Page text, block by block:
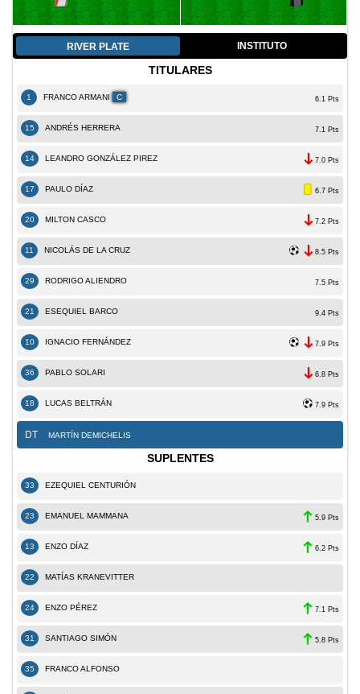
RIVER PLATE INSTITUTO
TITULARES
1 FRANCO ARMANI C 6.1 Pts
15 ANDRÉS HERRERA 7.1 Pts
14 LEANDRO GONZÁLEZ PIREZ 7.0 Pts
17 PAULO DÍAZ 6.7 Pts
20 MILTON CASCO 7.2 Pts
11 NICOLÁS DE LA CRUZ 8.5 Pts
29 RODRIGO ALIENDRO 7.5 Pts
21 ESEQUIEL BARCO 9.4 Pts
10 IGNACIO FERNÁNDEZ 7.9 Pts
36 PABLO SOLARI 6.8 Pts
18 LUCAS BELTRÁN 7.9 Pts
DT MARTÍN DEMICHELIS
SUPLENTES
33 EZEQUIEL CENTURIÓN
23 EMANUEL MAMMANA 5.9 Pts
13 ENZO DÍAZ 6.2 Pts
22 MATÍAS KRANEVITTER
24 ENZO PÉREZ 7.1 Pts
31 SANTIAGO SIMÓN 5.8 Pts
35 FRANCO ALFONSO